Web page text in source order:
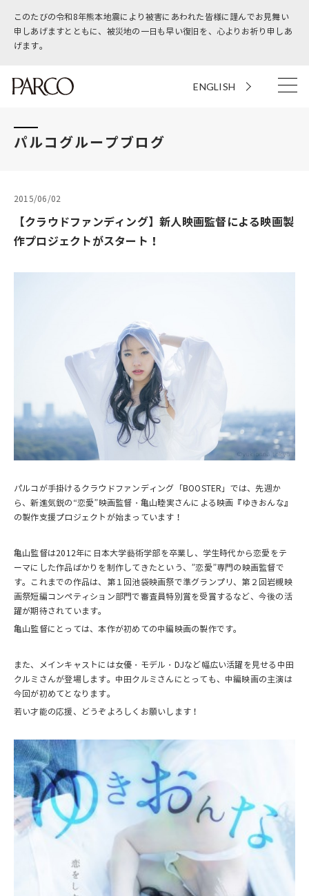
このたびの令和8年熊本地震により被害にあわれた皆様に謹んでお見舞い
申しあげますとともに、被災地の一日も早い復旧を、心よりお祈り申しあ
げます。
ENGLISH
パルコグループブログ
2015/06/02
【クラウドファンディング】新人映画監督による映画製
作プロジェクトがスタート！
パルコが手掛けるクラウドファンディング「BOOSTER」では、先週か
ら、新進気鋭の“恋愛”映画監督・亀山睦実さんによる映画『ゆきおんな』
の製作支援プロジェクトが始まっています！
亀山監督は2012年に日本大学藝術学部を卒業し、学生時代から恋愛をテ
ーマにした作品ばかりを制作してきたという、”恋愛”専門の映画監督で
す。これまでの作品は、第１回池袋映画祭で準グランプリ、第２回岩槻映
画祭短編コンペティション部門で審査員特別賞を受賞するなど、今後の活
躍が期待されています。
亀山監督にとっては、本作が初めての中編映画の製作です。
また、メインキャストには女優・モデル・DJなど幅広い活躍を見せる中田
クルミさんが登場します。中田クルミさんにとっても、中編映画の主演は
今回が初めてとなります。
若い才能の応援、どうぞよろしくお願いします！